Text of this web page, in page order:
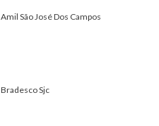
Amil São José Dos Campos
Bradesco Sjc